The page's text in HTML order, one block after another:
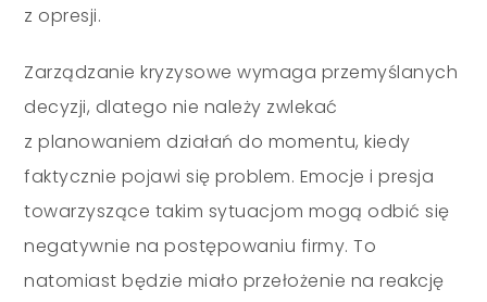
z opresji.
Zarządzanie kryzysowe wymaga przemyślanych
decyzji, dlatego nie należy zwlekać
z planowaniem działań do momentu, kiedy
faktycznie pojawi się problem. Emocje i presja
towarzyszące takim sytuacjom mogą odbić się
negatywnie na postępowaniu firmy. To
natomiast będzie miało przełożenie na reakcję